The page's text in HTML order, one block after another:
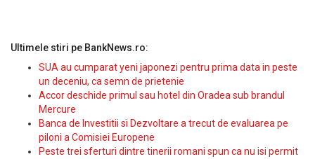
Ultimele stiri pe BankNews.ro:
SUA au cumparat yeni japonezi pentru prima data in peste
un deceniu, ca semn de prietenie
Accor deschide primul sau hotel din Oradea sub brandul
Mercure
Banca de Investitii si Dezvoltare a trecut de evaluarea pe
piloni a Comisiei Europene
Peste trei sferturi dintre tinerii romani spun ca nu isi permit